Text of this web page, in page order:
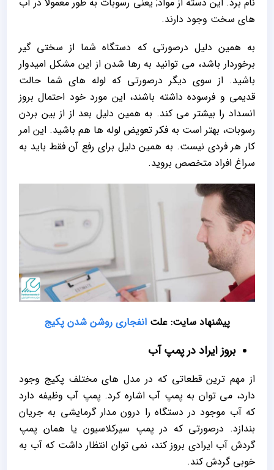
های سخت وجود دارند.
به همین دلیل درصورتی که دستگاه شما از سختی گیر
برخوردار باشد، می توانید به رها شدن از این مشکل امیدوار
باشید. از سوی دیگر درصورتی که لوله های شما حالت
قدیمی و فرسوده داشته باشند، این مورد خود احتمال بروز
انسداد را بیشتر می کند. به همین دلیل بعد از از بین بردن
رسوبات، بهتر است به فکر تعویض لوله ها هم باشید. این امر
کار هر فردی نیست. به همین دلیل برای رفع آن فقط باید به
سراغ افراد متخصص بروید.
پیشنهاد سایت: علتانفجاری روشن شدن پکیج
بروز ایراد در پمپ آب
از مهم ترین قطعاتی که در مدل های مختلف پکیج وجود
دارد، می توان به پمپ آب اشاره کرد. پمپ آب وظیفه دارد
که آب موجود در دستگاه را درون مدار گرمایشی به جریان
بندازد. درصورتی که در پمپ سیرکلاسیون یا همان پمپ
گردش آب ایرادی بروز کند، نمی توان انتظار داشت که آب به
خوبی گردش کند.